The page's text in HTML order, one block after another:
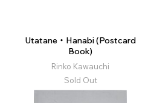
Utatane・Hanabi (Postcard
Book)
Rinko Kawauchi
Sold Out